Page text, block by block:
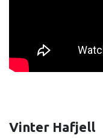
Vinter Hafjell